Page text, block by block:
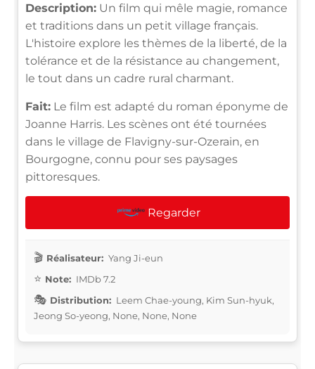
Description: Un film qui mêle magie, romance
et traditions dans un petit village français.
L'histoire explore les thèmes de la liberté, de la
tolérance et de la résistance au changement,
le tout dans un cadre rural charmant.
Fait: Le film est adapté du roman éponyme de
Joanne Harris. Les scènes ont été tournées
dans le village de Flavigny-sur-Ozerain, en
Bourgogne, connu pour ses paysages
pittoresques.
Regarder
Réalisateur: Yang Ji-eun
Note: IMDb 7.2
Distribution: Leem Chae-young, Kim Sun-hyuk,
Jeong So-yeong, None, None, None